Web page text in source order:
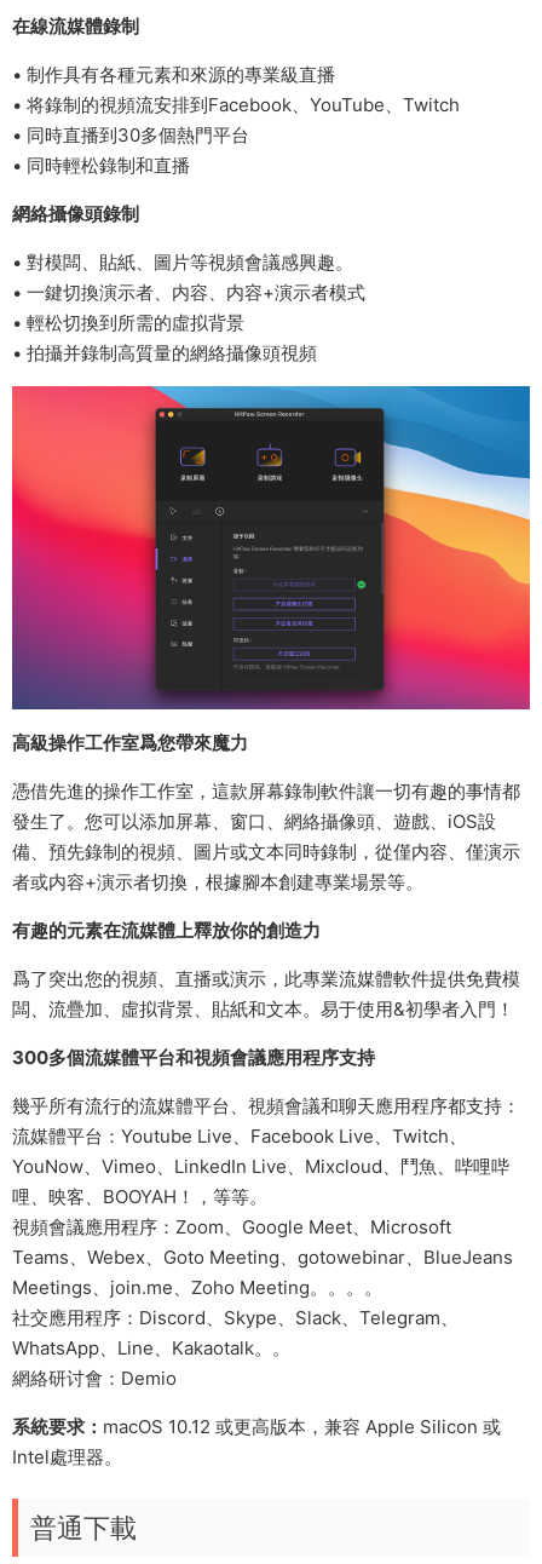
在線流媒體錄制
• 制作具有各種元素和來源的專業級直播
• 将錄制的視頻流安排到Facebook、YouTube、Twitch
• 同時直播到30多個熱門平台
• 同時輕松錄制和直播
網絡攝像頭錄制
• 對模闆、貼紙、圖片等視頻會議感興趣。
• 一鍵切換演示者、内容、内容+演示者模式
• 輕松切換到所需的虛拟背景
• 拍攝并錄制高質量的網絡攝像頭視頻
高級操作工作室爲您帶來魔力
憑借先進的操作工作室，這款屏幕錄制軟件讓一切有趣的事情都
發生了。您可以添加屏幕、窗口、網絡攝像頭、遊戲、iOS設
備、預先錄制的視頻、圖片或文本同時錄制，從僅内容、僅演示
者或内容+演示者切換，根據腳本創建專業場景等。
有趣的元素在流媒體上釋放你的創造力
爲了突出您的視頻、直播或演示，此專業流媒體軟件提供免費模
闆、流疊加、虛拟背景、貼紙和文本。易于使用&初學者入門！
300多個流媒體平台和視頻會議應用程序支持
幾乎所有流行的流媒體平台、視頻會議和聊天應用程序都支持：
流媒體平台：Youtube Live、Facebook Live、Twitch、
YouNow、Vimeo、LinkedIn Live、Mixcloud、鬥魚、哔哩哔
哩、映客、BOOYAH！，等等。
視頻會議應用程序：Zoom、Google Meet、Microsoft
Teams、Webex、Goto Meeting、gotowebinar、BlueJeans
Meetings、join.me、Zoho Meeting。。。。
社交應用程序：Discord、Skype、Slack、Telegram、
WhatsApp、Line、Kakaotalk。。
網絡研讨會：Demio
系統要求： macOS 10.12 或更高版本，兼容 Apple Silicon 或
Intel處理器。
普通下載